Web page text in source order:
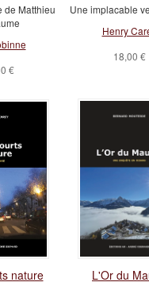
de Matthieu
€
Une implacable
Henry
18,00 €
nature L'Or du